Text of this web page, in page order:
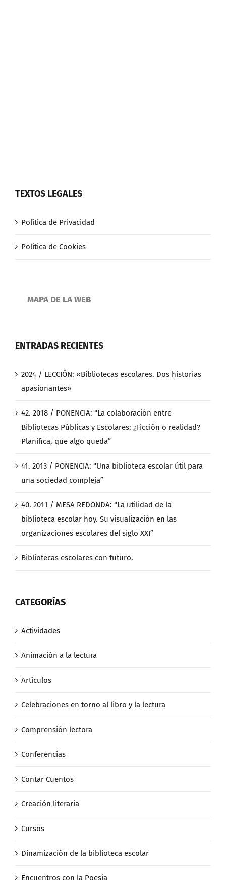
TEXTOS LEGALES
Política de Privacidad
Política de Cookies
MAPA DE LA WEB
ENTRADAS RECIENTES
2024 / LECCIÓN: «Bibliotecas escolares. Dos historias
apasionantes»
42. 2018 / PONENCIA: “La colaboración entre
Bibliotecas Públicas y Escolares: ¿Ficción o realidad?
Planifica, que algo queda”
41. 2013 / PONENCIA: “Una biblioteca escolar útil para
una sociedad compleja”
40. 2011 / MESA REDONDA: “La utilidad de la
biblioteca escolar hoy. Su visualización en las
organizaciones escolares del siglo XXI”
Bibliotecas escolares con futuro.
CATEGORÍAS
Actividades
Animación a la lectura
Artículos
Celebraciones en torno al libro y la lectura
Comprensión lectora
Conferencias
Contar Cuentos
Creación literaria
Cursos
Dinamización de la biblioteca escolar
Encuentros con la Poesía